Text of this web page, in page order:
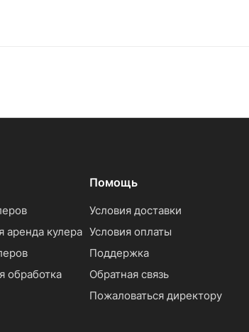
аренда кулера
обработка
Помощь
Условия доставки
Условия оплаты
Поддержка
Обратная связь
Пожаловаться директору